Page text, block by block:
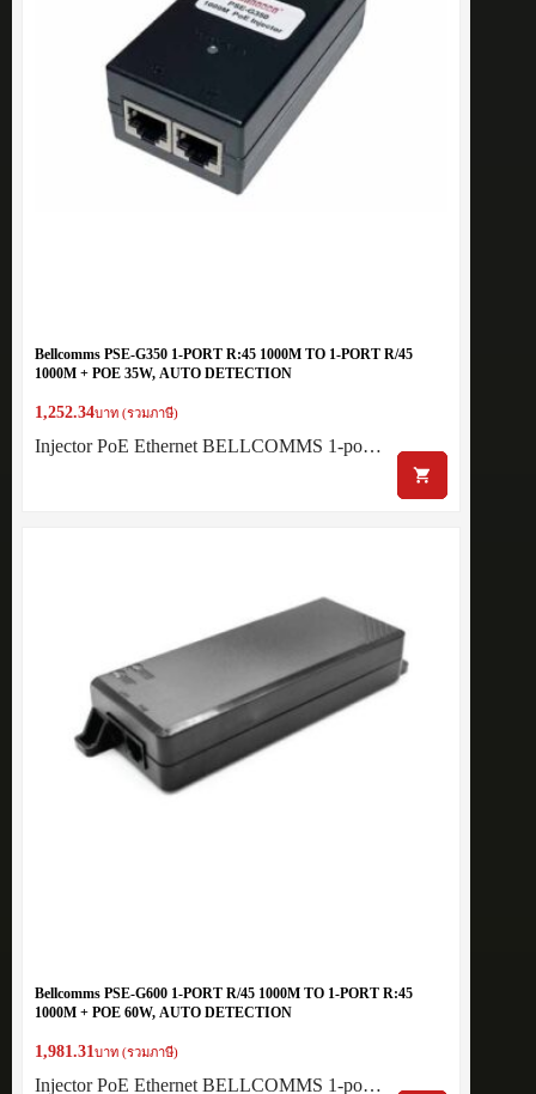
Bellcomms PSE-G350 1-PORT R:45 1000M TO 1-PORT R/45
1000M + POE 35W, AUTO DETECTION
1,252.34บาท (รวมภาษี)
Injector PoE Ethernet BELLCOMMS 1-po…
Bellcomms PSE-G600 1-PORT R/45 1000M TO 1-PORT R:45
1000M + POE 60W, AUTO DETECTION
1,981.31บาท (รวมภาษี)
Injector PoE Ethernet BELLCOMMS 1-po…